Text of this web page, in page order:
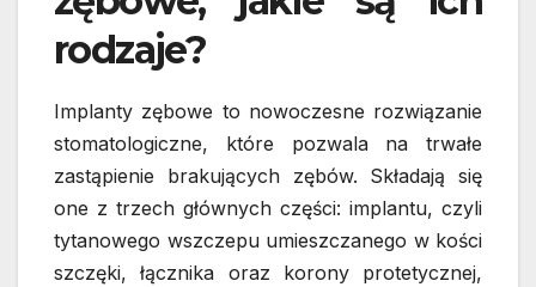
rodzaje?
Implanty zębowe to nowoczesne rozwiązanie
stomatologiczne, które pozwala na trwałe
zastąpienie brakujących zębów. Składają się
one z trzech głównych części: implantu, czyli
tytanowego wszczepu umieszczanego w kości
szczęki, łącznika oraz korony protetycznej,